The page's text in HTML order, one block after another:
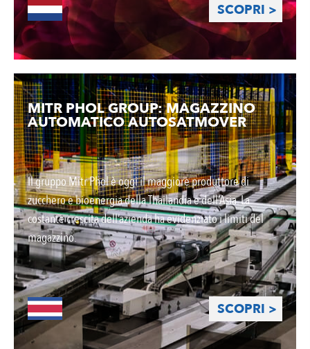
SCOPRI >
MITR PHOL GROUP: MAGAZZINO
AUTOMATICO AUTOSATMOVER
Il gruppo Mitr Phol è oggi il maggiore produttore di
zucchero e bioenergia della Thailandia e dell’Asia. La
costante crescita dell’azienda ha evidenziato i limiti del
magazzino.
SCOPRI >